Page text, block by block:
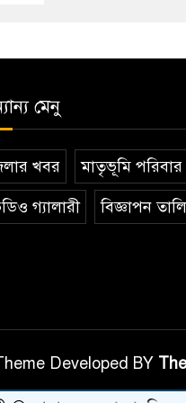
মেনু
খবর মাতৃভূমি পরিবার
গ্যালারী বিজ্ঞাপন
Developed BY